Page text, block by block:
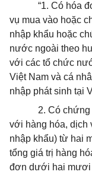
“1. Có hóa
vụ mua vào hoặc
nhập khẩu hoặc
nước ngoài theo
với các tổ chức
Việt Nam và cá
nhập phát sinh tại
2. Có
với hàng hóa, dịch
nhập khẩu) từ hai
tổng giá trị hàng
đơn dưới hai mươi